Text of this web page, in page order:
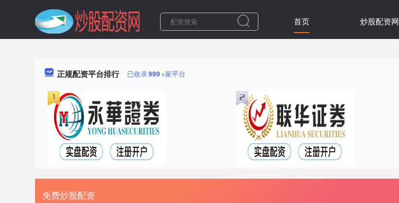
首页 炒股配资网
正规配资平台排行 已收录999+家平台
免费炒股配资